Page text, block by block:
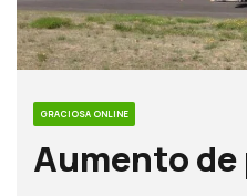
GRACIOSA ONLINE
Aumento